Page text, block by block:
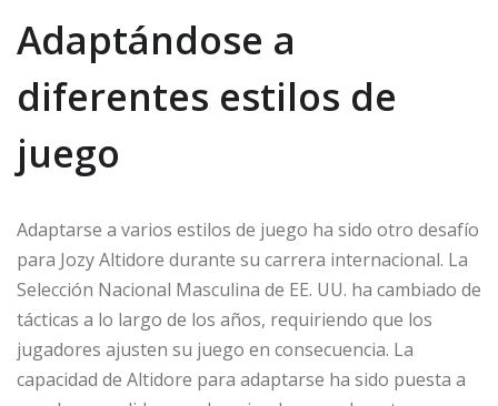
Adaptándose a
diferentes estilos de
juego
Adaptarse a varios estilos de juego ha sido otro desafío
para Jozy Altidore durante su carrera internacional. La
Selección Nacional Masculina de EE. UU. ha cambiado de
tácticas a lo largo de los años, requiriendo que los
jugadores ajusten su juego en consecuencia. La
capacidad de Altidore para adaptarse ha sido puesta a